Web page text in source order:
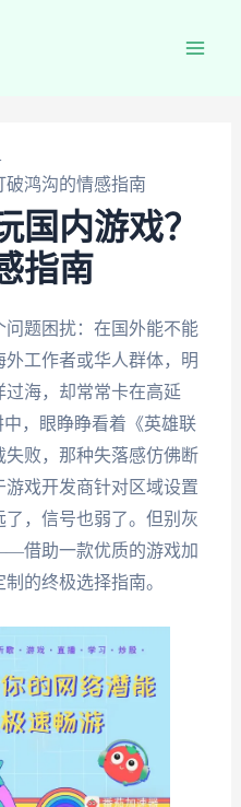
鸿沟的情感指南
国内游戏？
指南
题困扰：在国外能不能
工作者或华人群体，明
过海，却常常卡在高延
，眼睁睁看着《英雄联
败，那种失落感仿佛断
戏开发商针对区域设置
，信号也弱了。但别灰
借助一款优质的游戏加
的终极选择指南。